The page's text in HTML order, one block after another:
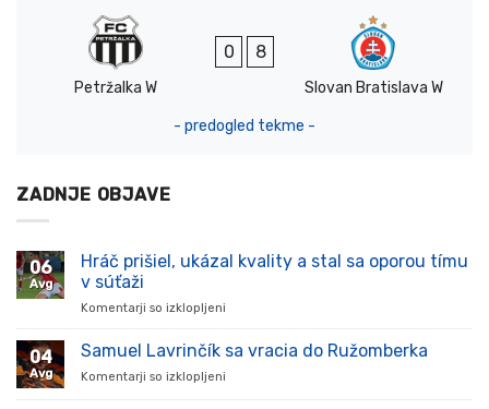
Petržalka W
0 8
Slovan Bratislava W
- predogled tekme -
ZADNJE OBJAVE
06
Avg
Hráč prišiel, ukázal kvality a stal sa oporou tímu
v súťaži
Komentarji so izklopljeni
prišiel,
04
Avg
Samuel Lavrinčík sa vracia do Ružomberka
Komentarji so izklopljeni